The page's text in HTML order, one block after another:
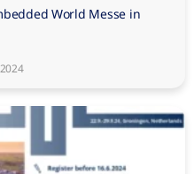
World Messe in